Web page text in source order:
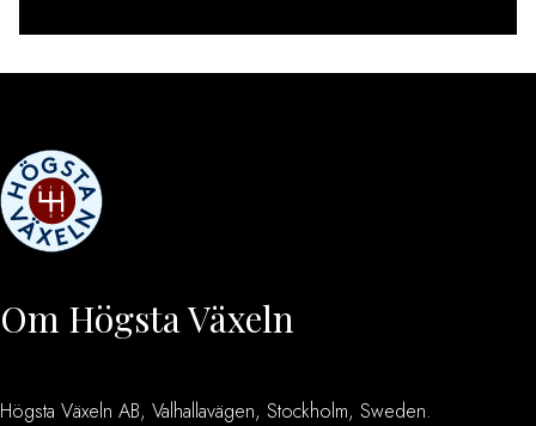
Om Högsta Växeln
Högsta Växeln AB, Valhallavägen, Stockholm, Sweden.